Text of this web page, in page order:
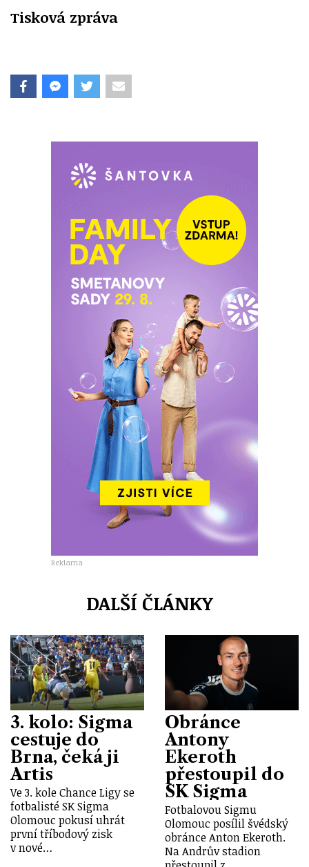
Tisková zpráva
Reklama
DALŠÍ ČLÁNKY
3. kolo: Sigma
cestuje do
Brna, čeká ji
Artis
Ve 3. kole Chance Ligy se
fotbalisté SK Sigma
Olomouc pokusí uhrát
první tříbodový zisk
v nové…
Obránce
Antony
Ekeroth
přestoupil do
SK Sigma
Fotbalovou Sigmu
Olomouc posílil švédský
obránce Anton Ekeroth.
Na Andrův stadion